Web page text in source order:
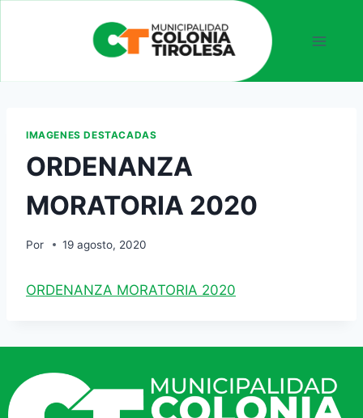
IMAGENES DESTACADAS
ORDENANZA
MORATORIA 2020
Por 19 agosto, 2020
ORDENANZA MORATORIA 2020